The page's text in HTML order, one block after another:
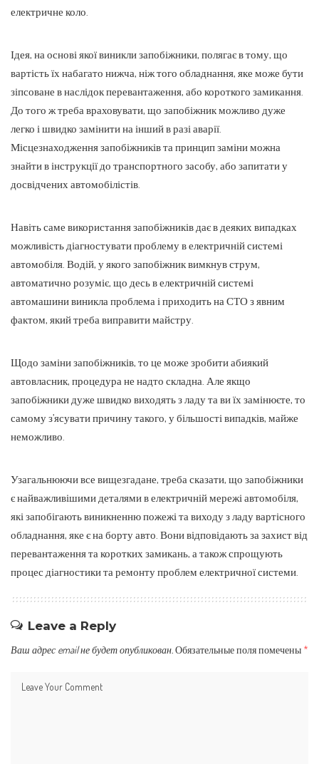
електричне коло.
Ідея, на основі якої виникли запобіжники, полягає в тому, що
вартість їх набагато нижча, ніж того обладнання, яке може бути
зіпсоване в наслідок перевантаження, або короткого замикання.
До того ж треба враховувати, що запобіжник можливо дуже
легко і швидко замінити на інший в разі аварії.
Місцезнаходження запобіжників та принцип заміни можна
знайти в інструкції до транспортного засобу, або запитати у
досвідчених автомобілістів.
Навіть саме використання запобіжників дає в деяких випадках
можливість діагностувати проблему в електричній системі
автомобіля. Водій, у якого запобіжник вимкнув струм,
автоматично розуміє, що десь в електричній системі
автомашини виникла проблема і приходить на СТО з явним
фактом, який треба виправити майстру.
Щодо заміни запобіжників, то це може зробити абиякий
автовласник, процедура не надто складна. Але якщо
запобіжники дуже швидко виходять з ладу та ви їх замінюєте, то
самому з’ясувати причину такого, у більшості випадків, майже
неможливо.
Узагальнюючи все вищезгадане, треба сказати, що запобіжники
є найважливішими деталями в електричній мережі автомобіля,
які запобігають виникненню пожежі та виходу з ладу вартісного
обладнання, яке є на борту авто. Вони відповідають за захист від
перевантаження та коротких замикань, а також спрощують
процес діагностики та ремонту проблем електричної системи.
Leave a Reply
Ваш адрес email не будет опубликован. Обязательные поля помечены *